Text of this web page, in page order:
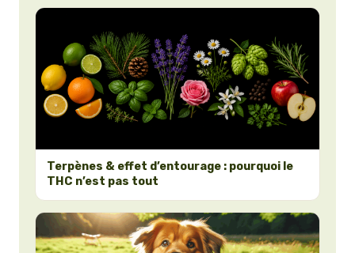
Terpènes & effet d’entourage : pourquoi le
THC n’est pas tout